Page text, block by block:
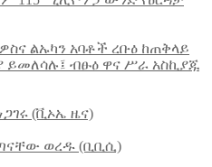
ልኡካን አባቶች ረቡዕ ከጠቅላይ
ብፁዕ ዋና ሥራ አስኪያጁ
(ቪኦኤ ዜና)
ወረዱ (ቢቢሲ)